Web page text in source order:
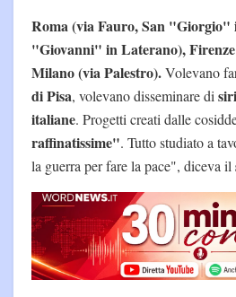
Roma (via Fauro, San "Giorgio"
"Giovanni" in Laterano),
Milano (via Palestro).Volevano
di Pisa, volevano disseminare di
italiane. Progetti creati dalle
raffinatissime". Tutto studiato a
la guerra per fare la pace", diceva il